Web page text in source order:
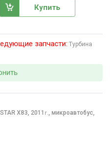
Купить
запчасти: Турбина
X83, 2011 г.
микроавтобус,